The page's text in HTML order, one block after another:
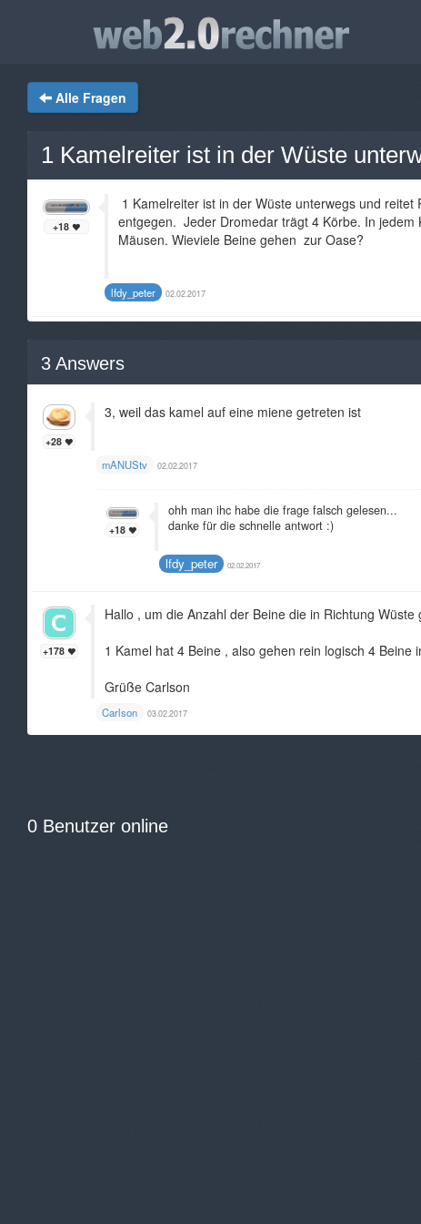
Alle Fragen
1 Kamelreiter ist in der Wüste
+18
1 Kamelreiter ist in der Wüste unterwegs und
entgegen. Jeder Dromedar trägt 4 Körbe. In jedem
Mäusen. Wieviele Beine gehen zur Oase?
lfdy_peter 02.02.2017
3 Answers
+28
3, weil das kamel auf eine miene getreten ist
mANUStv 02.02.2017
+18
ohh man ihc habe die frage falsch gelesen...
danke für die schnelle antwort :)
lfdy_peter 02.02.2017
+178
Hallo , um die Anzahl der Beine die in Richtung
1 Kamel hat 4 Beine , also gehen rein logisch 4 Beine
Grüße Carlson
Carlson 03.02.2017
0 Benutzer online